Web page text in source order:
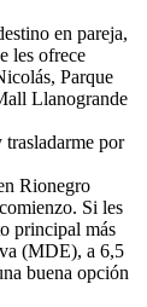
en pareja,
les ofrece
Parque
Llanogrande
trasladarme por
Rionegro
Si les
principal más
(MDE), a 6,5
buena opción